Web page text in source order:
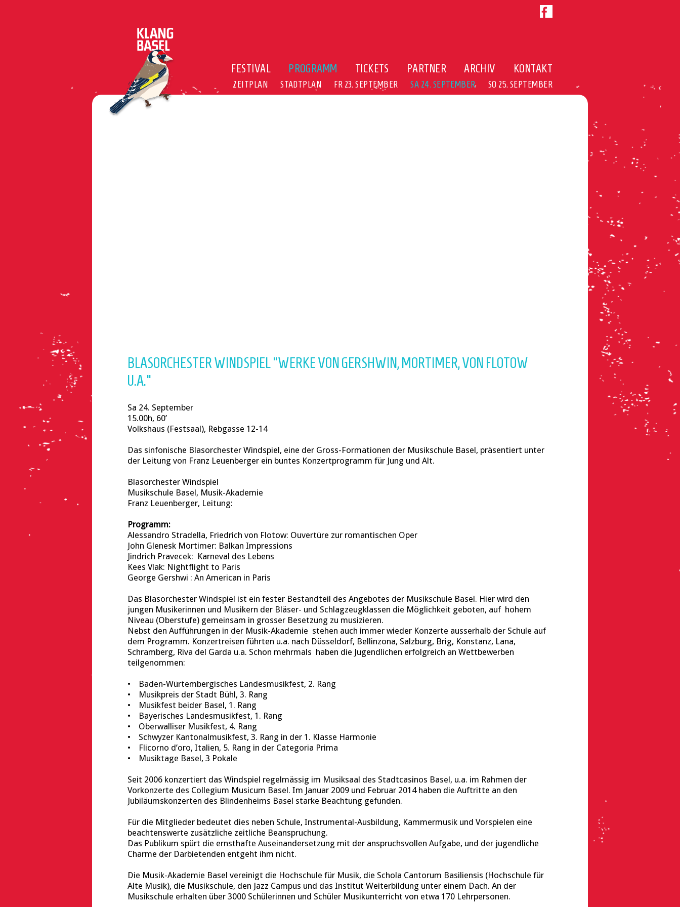
FESTIVAL PROGRAMM TICKETS PARTNER ARCHIV KONTAKT
ZEITPLAN STADTPLAN FR 23. SEPTEMBER SA 24. SEPTEMBER SO 25. SEPTEMBER
BLASORCHESTER WINDSPIEL "WERKE VON GERSHWIN, MORTIMER, VON FLOTOW
U.A."
Sa 24. September
15.00h, 60’
Volkshaus (Festsaal), Rebgasse 12-14
Das sinfonische Blasorchester Windspiel, eine der Gross-Formationen der Musikschule Basel, präsentiert unter
der Leitung von Franz Leuenberger ein buntes Konzertprogramm für Jung und Alt.
Blasorchester Windspiel
Musikschule Basel, Musik-Akademie
Franz Leuenberger, Leitung:
Programm:
Alessandro Stradella, Friedrich von Flotow: Ouvertüre zur romantischen Oper
John Glenesk Mortimer: Balkan Impressions
Jindrich Pravecek: Karneval des Lebens
Kees Vlak: Nightflight to Paris
George Gershwi : An American in Paris
Das Blasorchester Windspiel ist ein fester Bestandteil des Angebotes der Musikschule Basel. Hier wird den
jungen Musikerinnen und Musikern der Bläser- und Schlagzeugklassen die Möglichkeit geboten, auf hohem
Niveau (Oberstufe) gemeinsam in grosser Besetzung zu musizieren.
Nebst den Aufführungen in der Musik-Akademie stehen auch immer wieder Konzerte ausserhalb der Schule auf
dem Programm. Konzertreisen führten u.a. nach Düsseldorf, Bellinzona, Salzburg, Brig, Konstanz, Lana,
Schramberg, Riva del Garda u.a. Schon mehrmals haben die Jugendlichen erfolgreich an Wettbewerben
teilgenommen:
• Baden-Würtembergisches Landesmusikfest, 2. Rang
• Musikpreis der Stadt Bühl, 3. Rang
• Musikfest beider Basel, 1. Rang
• Bayerisches Landesmusikfest, 1. Rang
• Oberwalliser Musikfest, 4. Rang
• Schwyzer Kantonalmusikfest, 3. Rang in der 1. Klasse Harmonie
• Flicorno d’oro, Italien, 5. Rang in der Categoria Prima
• Musiktage Basel, 3 Pokale
Seit 2006 konzertiert das Windspiel regelmässig im Musiksaal des Stadtcasinos Basel, u.a. im Rahmen der
Vorkonzerte des Collegium Musicum Basel. Im Januar 2009 und Februar 2014 haben die Auftritte an den
Jubiläumskonzerten des Blindenheims Basel starke Beachtung gefunden.
Für die Mitglieder bedeutet dies neben Schule, Instrumental-Ausbildung, Kammermusik und Vorspielen eine
beachtenswerte zusätzliche zeitliche Beanspruchung.
Das Publikum spürt die ernsthafte Auseinandersetzung mit der anspruchsvollen Aufgabe, und der jugendliche
Charme der Darbietenden entgeht ihm nicht.
Die Musik-Akademie Basel vereinigt die Hochschule für Musik, die Schola Cantorum Basiliensis (Hochschule für
Alte Musik), die Musikschule, den Jazz Campus und das Institut Weiterbildung unter einem Dach. An der
Musikschule erhalten über 3000 Schülerinnen und Schüler Musikunterricht von etwa 170 Lehrpersonen.